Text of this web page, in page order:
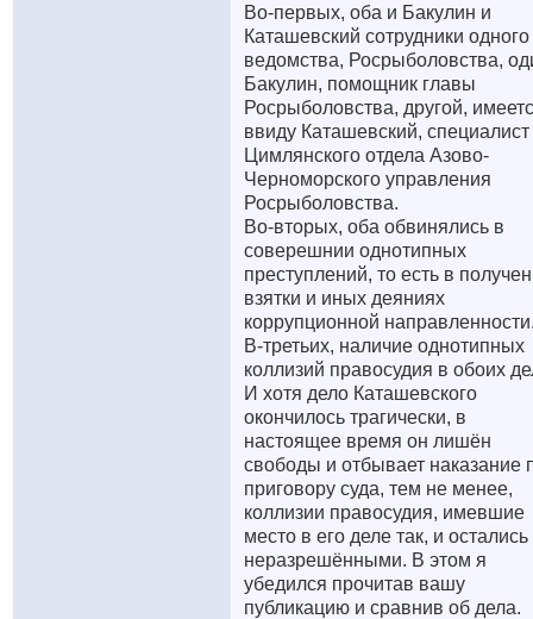
Во-первых, оба и Бакулин и
Каташевский сотрудники одного
ведомства, Росрыболовства,
Бакулин, помощник главы
Росрыболовства, другой,
ввиду Каташевский, специалист
Цимлянского отдела Азово-
Черноморского управления
Росрыболовства.
Во-вторых, оба обвинялись в
соверешнии однотипных
преступлений, то есть в
взятки и иных деяниях
коррупционной
В-третьих, наличие однотипных
коллизий правосудия в обоих
И хотя дело Каташевского
окончилось трагически, в
настоящее время он лишён
свободы и отбывает наказание
приговору суда, тем не менее,
коллизии правосудия, имевшие
место в его деле так, и остались
неразрешёнными. В этом я
убедился прочитав вашу
публикацию и сравнив об дела.